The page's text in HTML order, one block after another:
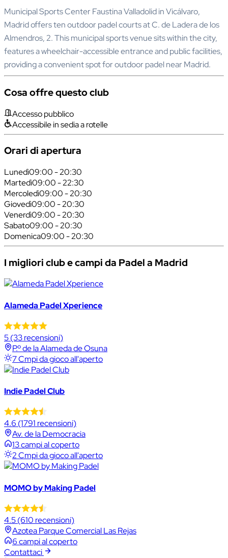
Municipal Sports Center Faustina Valladolid in Vicálvaro,
Madrid offers ten outdoor padel courts at C. de Ladera de los
Almendros, 2. This municipal sports venue sits within the city,
features a wheelchair-accessible entrance and public facilities,
providing a convenient spot for outdoor padel near Madrid.
Cosa offre questo club
Accesso pubblico
Accessibile in sedia a rotelle
Orari di apertura
Lunedì09:00 - 20:30
Martedì09:00 - 22:30
Mercoledì09:00 - 20:30
Giovedì09:00 - 20:30
Venerdì09:00 - 20:30
Sabato09:00 - 20:30
Domenica09:00 - 20:30
I migliori club e campi da Padel a Madrid
Alameda Padel Xperience
5(33 recensioni)
P.º de la Alameda de Osuna
7 Cmpi da gioco all'aperto
Indie Padel Club
4.6 (1791 recensioni)
Av. de la Democracia
13 campi al coperto
2 Cmpi da gioco all'aperto
MOMO by Making Padel
4.5(610 recensioni)
Azotea Parque Comercial Las Rejas
6 campi al coperto
Contattaci